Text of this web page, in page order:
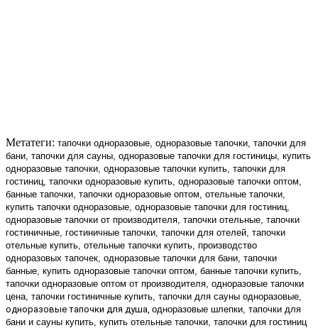
Метатеги: тапочки одноразовые, одноразовые тапочки, тапочки для
бани, тапочки для сауны, одноразовые тапочки для гостиницы, купить
одноразовые тапочки, одноразовые тапочки купить, тапочки для
гостиниц, тапочки одноразовые купить, одноразовые тапочки оптом,
банные тапочки, тапочки одноразовые оптом, отельные тапочки,
купить тапочки одноразовые, одноразовые тапочки для гостиниц,
одноразовые тапочки от производителя, тапочки отельные, тапочки
гостиничные, гостиничные тапочки, тапочки для отелей, тапочки
отельные купить, отельные тапочки купить, производство
одноразовых тапочек, одноразовые тапочки для бани, тапочки
банные, купить одноразовые тапочки оптом, банные тапочки купить,
тапочки одноразовые оптом от производителя, одноразовые тапочки
одноразовые тапочки для душа, одноразовые шлепки, тапочки для
бани и сауны купить, купить отельные тапочки, тапочки для гостиниц